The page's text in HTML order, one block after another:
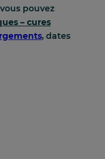
pouvez
– cures
, dates